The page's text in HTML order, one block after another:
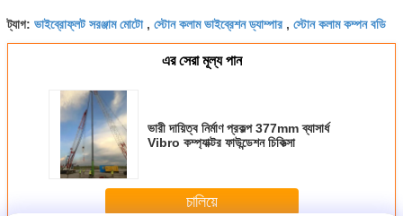
ট্যাগ: ভাইব্রোফ্লট সরঞ্জাম মোটো, স্টোন কলাম ভাইব্রেশন ড্যাম্পার , স্টোন কলাম কম্পন বডি
এর সেরা মূল্য পান
ভারী দায়িত্ব নির্মাণ প্রকল্প 377mm ব্যাসার্ধ
Vibro কম্প্যাক্টর ফাউন্ডেশন চিকিত্সা
চালিয়ে